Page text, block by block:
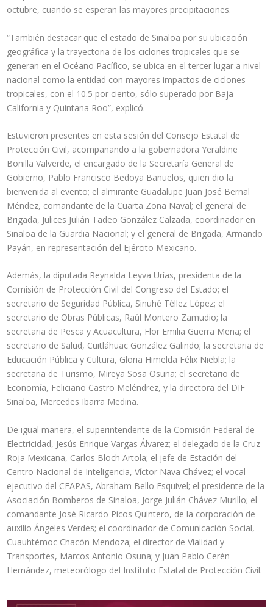
octubre, cuando se esperan las mayores precipitaciones.
“También destacar que el estado de Sinaloa por su ubicación
geográfica y la trayectoria de los ciclones tropicales que se
generan en el Océano Pacífico, se ubica en el tercer lugar a nivel
nacional como la entidad con mayores impactos de ciclones
tropicales, con el 10.5 por ciento, sólo superado por Baja
California y Quintana Roo”, explicó.
Estuvieron presentes en esta sesión del Consejo Estatal de
Protección Civil, acompañando a la gobernadora Yeraldine
Bonilla Valverde, el encargado de la Secretaría General de
Gobierno, Pablo Francisco Bedoya Bañuelos, quien dio la
bienvenida al evento; el almirante Guadalupe Juan José Bernal
Méndez, comandante de la Cuarta Zona Naval; el general de
Brigada, Julices Julián Tadeo González Calzada, coordinador en
Sinaloa de la Guardia Nacional; y el general de Brigada, Armando
Payán, en representación del Ejército Mexicano.
Además, la diputada Reynalda Leyva Urías, presidenta de la
Comisión de Protección Civil del Congreso del Estado; el
secretario de Seguridad Pública, Sinuhé Téllez López; el
secretario de Obras Públicas, Raúl Montero Zamudio; la
secretaria de Pesca y Acuacultura, Flor Emilia Guerra Mena; el
secretario de Salud, Cuitláhuac González Galindo; la secretaria de
Educación Pública y Cultura, Gloria Himelda Félix Niebla; la
secretaria de Turismo, Mireya Sosa Osuna; el secretario de
Economía, Feliciano Castro Meléndrez, y la directora del DIF
Sinaloa, Mercedes Ibarra Medina.
De igual manera, el superintendente de la Comisión Federal de
Electricidad, Jesús Enrique Vargas Álvarez; el delegado de la Cruz
Roja Mexicana, Carlos Bloch Artola; el jefe de Estación del
Centro Nacional de Inteligencia, Víctor Nava Chávez; el vocal
ejecutivo del CEAPAS, Abraham Bello Esquivel; el presidente de la
Asociación Bomberos de Sinaloa, Jorge Julián Chávez Murillo; el
comandante José Ricardo Picos Quintero, de la corporación de
auxilio Ángeles Verdes; el coordinador de Comunicación Social,
Cuauhtémoc Chacón Mendoza; el director de Vialidad y
Transportes, Marcos Antonio Osuna; y Juan Pablo Cerén
Hernández, meteorólogo del Instituto Estatal de Protección Civil.